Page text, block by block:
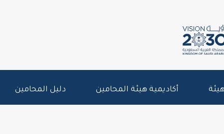
أكاديمية هيئة المحامين دليل المحامين